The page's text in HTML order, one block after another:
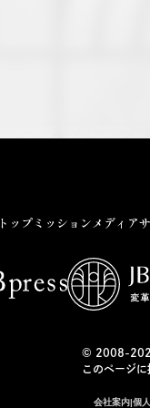
トップミッション メディア
© 2008-
このページ
会社案内|個